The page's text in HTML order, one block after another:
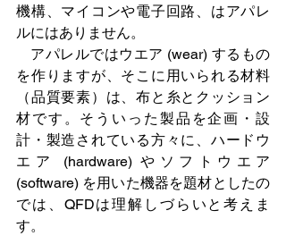
機構、マイコンや電子回路、はアパレ
ルにはありません。
アパレルではウエア (wear) するもの
を作りますが、そこに用いられる材料
（品質要素）は、布と糸とクッション
材です。そういった製品を企画・設
計・製造されている方々に、ハードウ
エア (hardware) やソフトウエア
(software) を用いた機器を題材としたの
では、QFDは理解しづらいと考えま
す。